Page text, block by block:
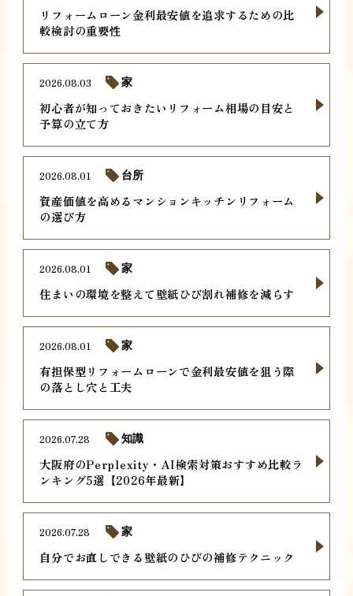
リフォームローン金利最安値を追求するための比
較検討の重要性
初心者が知っておきたいリフォーム相場の目安と
予算の立て方
2026.08.03 家
資産価値を高めるマンションキッチンリフォーム
の選び方
2026.08.01 台所
住まいの環境を整えて壁紙ひび割れ補修を減らす
2026.08.01 家
有担保型リフォームローンで金利最安値を狙う際
の落とし穴と工夫
2026.08.01 家
大阪府のPerplexity・AI検索対策おすすめ比較ラ
ンキング5選【2026年最新】
2026.07.28 知識
自分でお直しできる壁紙のひびの補修テクニック
2026.07.28 家